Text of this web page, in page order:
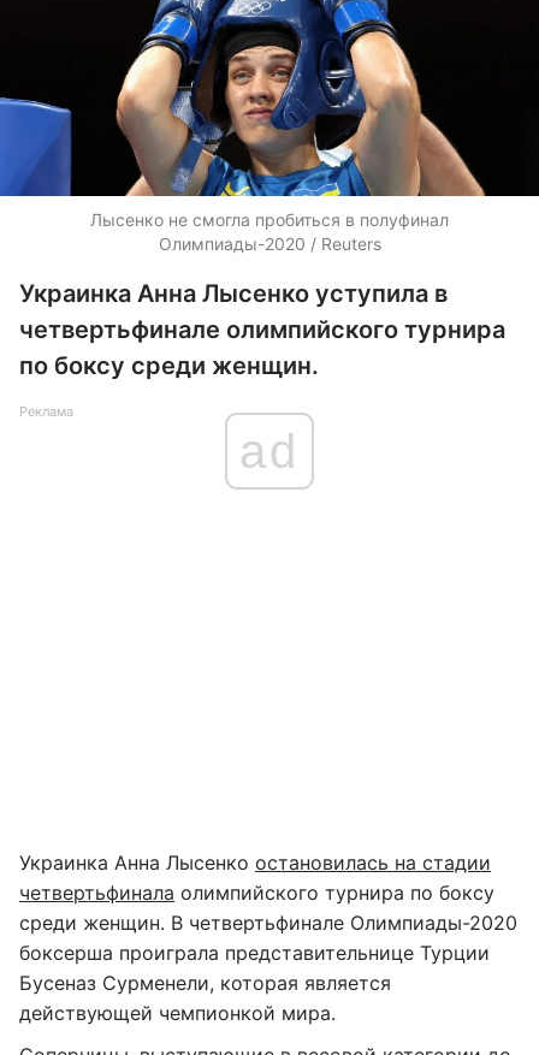
Лысенко не смогла пробиться в полуфинал
Олимпиады-2020 / Reuters
Украинка Анна Лысенко уступила в
четвертьфинале олимпийского турнира
по боксу среди женщин.
Реклама
ad
Украинка Анна Лысенко остановилась на стадии
четвертьфинала олимпийского турнира по боксу
среди женщин. В четвертьфинале Олимпиады-2020
боксерша проиграла представительнице Турции
Бусеназ Сурменели, которая является
действующей чемпионкой мира.